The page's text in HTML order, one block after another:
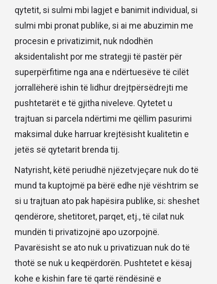
qytetit, si sulmi mbi lagjet e banimit individual, si
sulmi mbi pronat publike, si ai me abuzimin me
procesin e privatizimit, nuk ndodhën
aksidentalisht por me strategji të pastër për
superpërfitime nga ana e ndërtuesëve të cilët
jorrallëherë ishin të lidhur drejtpërsëdrejti me
pushtetarët e të gjitha niveleve. Qytetet u
trajtuan si parcela ndërtimi me qëllim pasurimi
maksimal duke harruar krejtësisht kualitetin e
jetës së qytetarit brenda tij.
Natyrisht, këtë periudhë njëzetvjeçare nuk do të
mund ta kuptojmë pa bërë edhe një vështrim se
si u trajtuan ato pak hapësira publike, si: sheshet
qendërore, shetitoret, parqet, etj., të cilat nuk
mundën ti privatizojnë apo uzorpojnë.
Pavarësisht se ato nuk u privatizuan nuk do të
thotë se nuk u keqpërdorën. Pushtetet e kësaj
kohe e kishin fare të qartë rëndësinë e